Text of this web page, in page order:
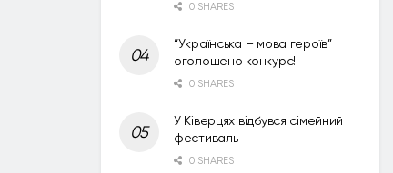
0 SHARES
“Українська – мова героїв”
оголошено конкурс!
0 SHARES
У Ківерцях відбувся сімейний
фестиваль
0 SHARES